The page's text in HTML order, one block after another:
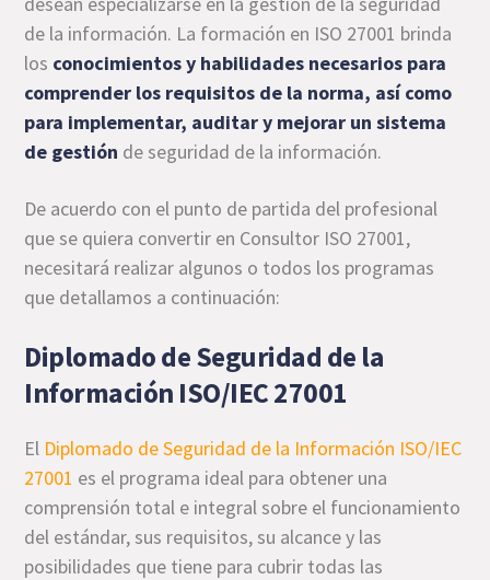
de la información. La formación en ISO 27001 brinda
los conocimientos y habilidades necesarios para
comprender los requisitos de la norma, así como
para implementar, auditar y mejorar un sistema
de gestión de seguridad de la información.
De acuerdo con el punto de partida del profesional
que se quiera convertir en Consultor ISO 27001,
necesitará realizar algunos o todos los programas
que detallamos a continuación:
Diplomado de Seguridad de la
Información ISO/IEC 27001
El Diplomado de Seguridad de la Información ISO/IEC
27001 es el programa ideal para obtener una
comprensión total e integral sobre el funcionamiento
del estándar, sus requisitos, su alcance y las
posibilidades que tiene para cubrir todas las